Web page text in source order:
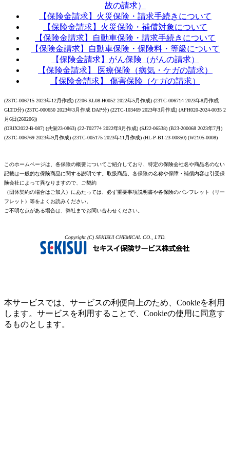
故の請求）
【保険金請求】火災保険・請求手続きについて
【保険金請求】火災保険・補償対象について
【保険金請求】自動車保険・請求手続きについて
【保険金請求】自動車保険・保険料・等級について
【保険金請求】がん保険（がんの請求）
【保険金請求】 医療保険（病気・ケガの請求）
【保険金請求】 傷害保険（ケガの請求）
(23TC-006715 2023年12月作成) (2206-KL08-H0052 2022年5月作成) (23TC-006714 2023年8月作成
GLTD分) (23TC-000650 2023年3月作成 DAP分) (22TC-103469 2023年3月作成) (AFH020-2024-0035 2
月6日(260206))
(ORIX2022-B-087) (共栄23-0863) (22-T02774 2022年9月作成) (SJ22-06538) (B23-200068 2023年7月)
(23TC-006769 2023年9月作成) (23TC-005175 2023年11月作成) (HL-P-B1-23-00850) (W2105-0008)
このホームページは、各保険の概要についてご紹介しており、特定の保険会社名や商品名のない
記載は一般的な保険商品に関する説明です。取扱商品、各保険の名称や保障・補償内容は引受保
険会社によって異なりますので、ご契約
（団体契約の場合はご加入）にあたっては、必ず重要事項説明書や各保険のパンフレット（リー
フレット）等をよくお読みください。
ご不明な点がある場合は、弊社までお問い合わせください。
Copyright (C) SEKISUI CHEMICAL CO., LTD.
本サービスでは、サービスの利便向上のため、Cookieを利用
します。サービスを利用することで、Cookieの使用に同意す
るものとします。